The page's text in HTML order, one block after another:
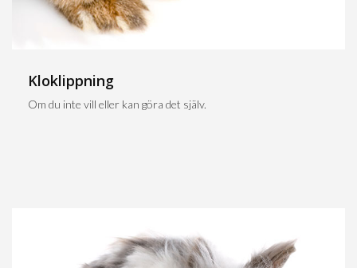
Kloklippning
Om du inte vill eller kan göra det själv.